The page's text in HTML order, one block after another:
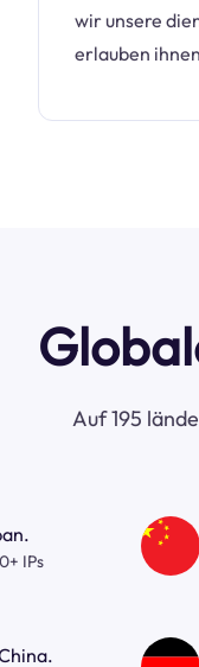
wir unsere
erlauben
Auf 195
IPs